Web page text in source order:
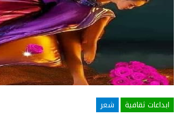
ابداعات ثقافية
شعر